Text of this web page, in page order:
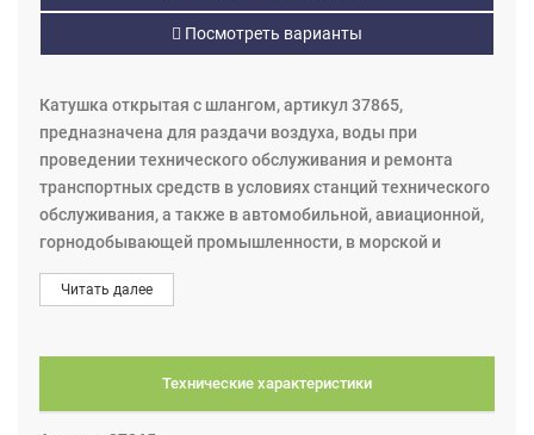
Посмотреть варианты
Катушка открытая с шлангом, артикул 37865,
предназначена для раздачи воздуха, воды при
проведении технического обслуживания и ремонта
транспортных средств в условиях станций технического
обслуживания, а также в автомобильной, авиационной,
горнодобывающей промышленности, в морской и
сельскохозяйственной отрасли. Эта катушка из серии
S15 (S10/S15). В этих катушках композитный барабан
вытягивания и сматывания шланга. Катушка может
Читать далее
Технические характеристики